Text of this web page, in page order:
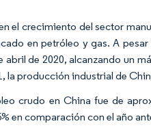
el crecimiento del sector
en petróleo y gas. A
de 2020, alcanzando un
la producción industrial de
crudo en China fue de
en comparación con el año